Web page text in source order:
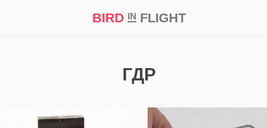
BIRD INFLIGHT
ГДР
481